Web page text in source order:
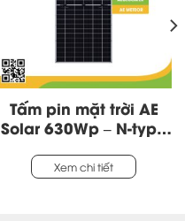
Tấm pin mặt trời AE
Solar 630Wp – N-type
Xem chi tiết